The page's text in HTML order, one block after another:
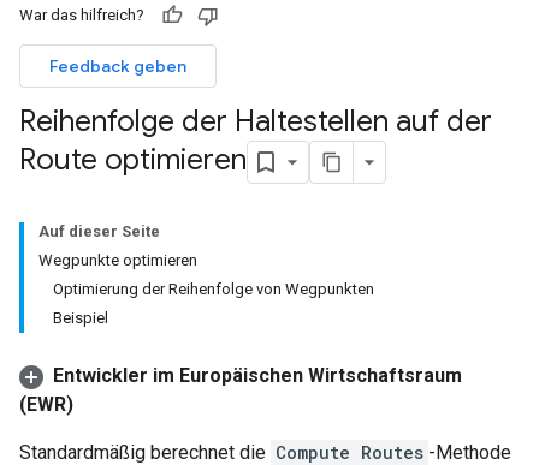
War das hilfreich?
Feedback geben
Reihenfolge der Haltestellen auf der
Route optimieren
Auf dieser Seite
Wegpunkte optimieren
Optimierung der Reihenfolge von Wegpunkten
Beispiel
Entwickler im Europäischen Wirtschaftsraum
(EWR)
Standardmäßig berechnet die Compute Routes -Methode